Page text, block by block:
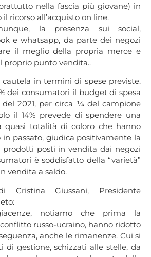
nella fascia più giovane) in
ricorso all’acquisto on line.
la presenza sui social,
e whatsapp, da parte dei negozi
il meglio della propria merce e
proprio punto vendita..
in termini di spese previste.
dei consumatori il budget di spesa
2021, per circa ¼ del campione
il 14% prevede di spendere una
quasi totalità di coloro che hanno
in passato, giudica positivamente la
prodotti posti in vendita dai negozi
è soddisfatto della “varietà”
vendita a saldo.
Cristina Giussani, Presidente
notiamo che prima la
russo-ucraino, hanno ridotto
anche le rimanenze. Cui si
di gestione, schizzati alle stelle, da